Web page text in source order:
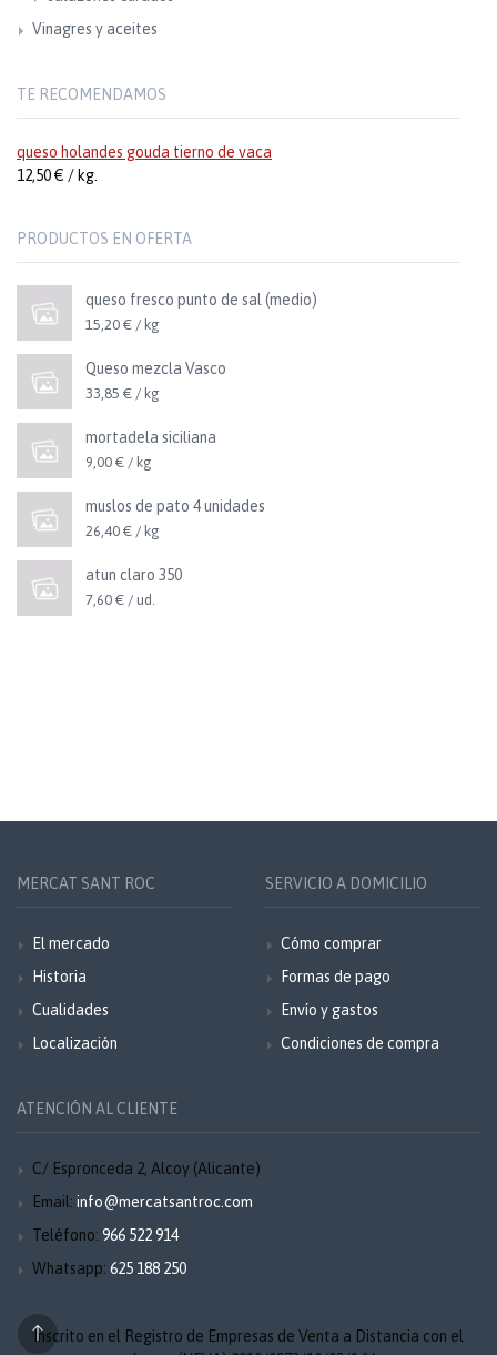
Vinagres y aceites
TE RECOMENDAMOS
queso holandes gouda tierno de vaca
12,50 € / kg.
PRODUCTOS EN OFERTA
queso fresco punto de sal (medio)
15,20 € / kg
Queso mezcla Vasco
33,85 € / kg
mortadela siciliana
9,00 € / kg
muslos de pato 4 unidades
26,40 € / kg
atun claro 350
7,60 € / ud.
MERCAT SANT ROC
El mercado
Historia
Cualidades
Localización
SERVICIO A DOMICILIO
Cómo comprar
Formas de pago
Envío y gastos
Condiciones de compra
ATENCIÓN AL CLIENTE
C/ Espronceda 2, Alcoy (Alicante)
Email: info@mercatsantroc.com
Teléfono: 966 522 914
Whatsapp: 625 188 250
Inscrito en el Registro de Empresas de Venta a Distancia con el